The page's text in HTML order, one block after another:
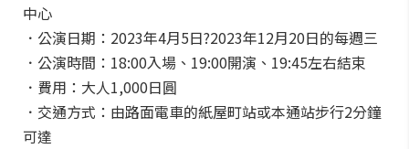
中心
．公演日期：2023年4月5日?2023年12月20日的每週三
．公演時間：18:00入場、19:00開演、19:45左右結束
．費用：大人1,000日圓
．交通方式：由路面電車的紙屋町站或本通站步行2分鐘
可達